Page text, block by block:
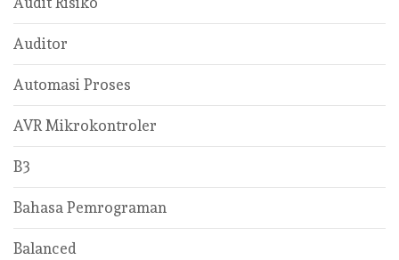
Auditor
Automasi Proses
AVR Mikrokontroler
B3
Bahasa Pemrograman
Balanced